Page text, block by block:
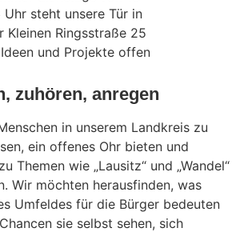
zuhören, anregen
in unserem Landkreis zu
ein offenes Ohr bieten und
Themen wie „Lausitz“ und „Wandel“
Wir möchten herausfinden, was
Umfeldes für die Bürger bedeuten
sie selbst sehen, sich